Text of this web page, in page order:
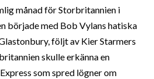
månad för Storbritannien i
började med Bob Vylans hatiska
följt av Kier Starmers
skulle erkänna en
som spred lögner om